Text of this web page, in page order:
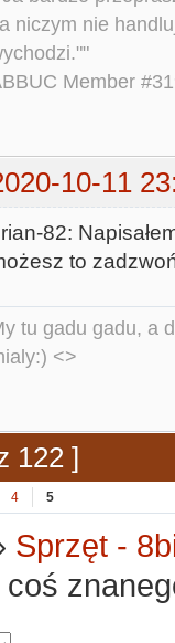
niczym nie
Member
10-11
82:
to
tu gadu gadu, a
<>
122 ]
4 5
Sprzęt -